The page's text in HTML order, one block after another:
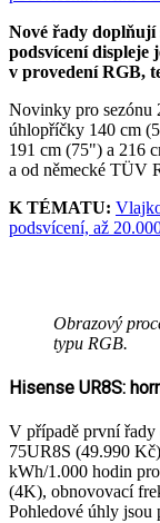
Nové řady doplňují
podsvícení
v provedení RGB,
Novinky pro sezónu
úhlopříčky 140 cm
191 cm (75") a 216
a od německé TÜV
K TÉMATU:
podsvícení, až
Obrazový
typu RGB.
Hisense UR8S:
V případě první řady
75UR8S (49.990
kWh/1.000 hodin
(4K), obnovovací
Pohledové úhly jsou